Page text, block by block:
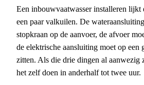
Een inbouwvaatwasser installeren lijkt
een paar valkuilen. De
stopkraan op de aanvoer, de afvoer
de elektrische aansluiting moet op een
zitten. Als die drie dingen al aanwezig
het zelf doen in anderhalf tot twee uur.